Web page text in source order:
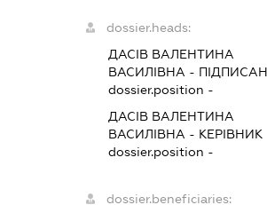
dossier.heads:
ДАСІВ ВАЛЕНТИНА
ВАСИЛІВНА -
dossier.position -
ДАСІВ ВАЛЕНТИНА
ВАСИЛІВНА - КЕРІВНИК
dossier.position -
dossier.beneficiaries: